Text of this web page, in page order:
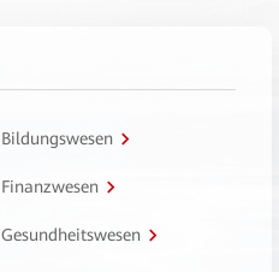
Bildungswesen
Finanzwesen
Gesundheitswesen